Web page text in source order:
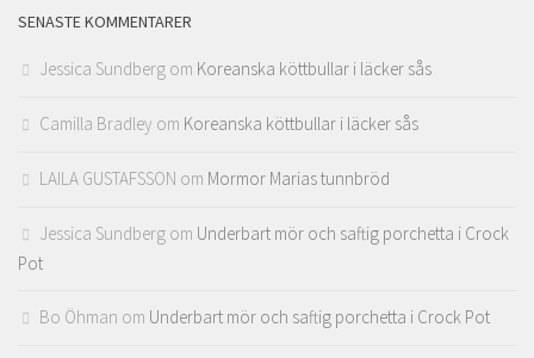
SENASTE KOMMENTARER
Jessica Sundberg om Koreanska köttbullar i läcker sås
Camilla Bradley om Koreanska köttbullar i läcker sås
LAILA GUSTAFSSON om Mormor Marias tunnbröd
Jessica Sundberg om Underbart mör och saftig porchetta i Crock
Pot
Bo Öhman om Underbart mör och saftig porchetta i Crock Pot